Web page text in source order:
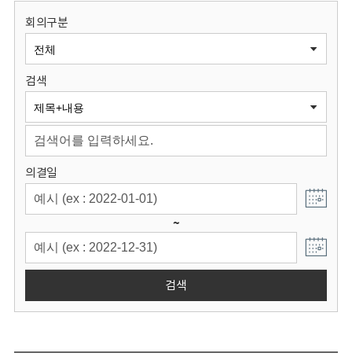
원
회
회의구분
검색
의결일
~
검색